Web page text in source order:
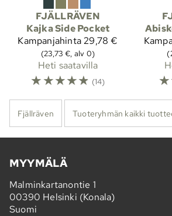
FJÄLLRÄVEN
Kajka Side Pocket
Kampanjahinta29,78 €
(23,73 €, alv 0)
Heti saatavilla
☆☆☆☆☆ (14) ☆
Fjällräven Tuoteryhmän kaikki
MYYMÄLÄ
Malminkartanontie 1
00390 Helsinki (Konala)
Suomi